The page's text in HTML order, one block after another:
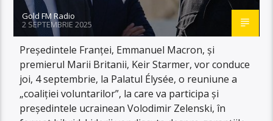
Gold FM Radio
2 SEPTEMBRIE 2025
Președintele Franței, Emmanuel Macron, și
premierul Marii Britanii, Keir Starmer, vor conduce
joi, 4 septembrie, la Palatul Élysée, o reuniune a
„coaliției voluntarilor”, la care va participa și
președintele ucrainean Volodimir Zelenski, în